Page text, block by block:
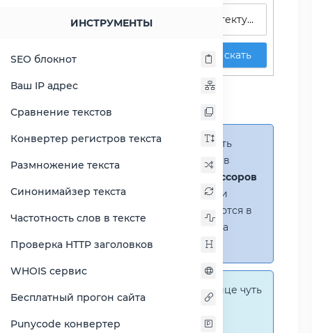
ИНСТРУМЕНТЫ
SEO блокнот
Ваш IP адрес
Сравнение текстов
Конвертер регистров текста
Размножение текста
Синонимайзер текста
Частотность слов в тексте
Проверка HTTP заголовков
WHOIS сервис
Бесплатный прогон сайта
Punycode конвертер
Искать
Сравнение Atom C2558
против Atom N470
Справка:Можно добавить
несколько процессоров в
(до 14 процессоров
в таблице)
. В случае если
процессоры не помещаются в
таблицу, появится полоса
прокрутки.
На этой странице чуть
графические сравнения